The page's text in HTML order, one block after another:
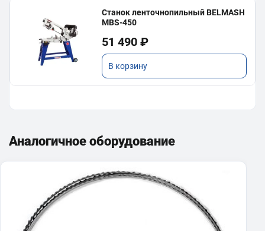
Станок ленточнопильный BELMASH
MBS-450
51 490 ₽
В корзину
Аналогичное оборудование